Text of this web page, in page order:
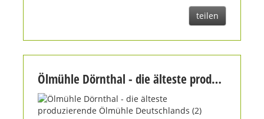
teilen
Ölmühle Dörnthal - die älteste produzierende Ölmühle Deutschlands (2)